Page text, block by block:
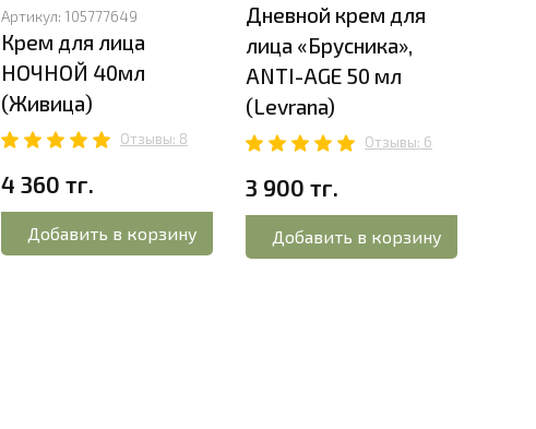
Артикул: 105777649
Крем для лица
НОЧНОЙ 40мл
(Живица)
Отзывы: 8
4 360 тг.
Добавить в корзину
Дневной крем для
лица «Брусника»,
ANTI-AGE 50 мл
(Levrana)
Отзывы: 6
3 900 тг.
Добавить в корзину